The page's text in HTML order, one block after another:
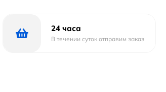
24 часа
В течении суток отправим заказ